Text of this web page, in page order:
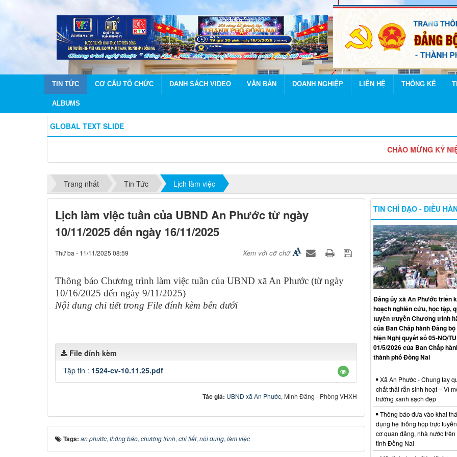
TIN TỨC CƠ CẤU TỔ CHỨC DANH SÁCH VIDEO VĂN BẢN DOANH NGHIỆP LIÊN HỆ THỐNG KÊ
ALBUMS
GLOBAL TEXT SLIDE
CHÀO MỪNG KỶ NIỆM 85
Trang nhất Tin Tức Lịch làm việc
Lịch làm việc tuần của UBND An Phước từ ngày
10/11/2025 đến ngày 16/11/2025
Thứ ba - 11/11/2025 08:59 Xem với cỡ chữ
Thông báo Chương trình làm việc tuần của UBND xã An Phước (từ ngày
10/16/2025 đến ngày 9/11/2025)
Nội dung chi tiết trong File đính kèm bên dưới
File đính kèm
Tập tin : 1524-cv-10.11.25.pdf
Tác giả: UBND xã An Phước, Minh Đăng - Phòng VHXH
Tags: an phước, thông báo, chương trình, chi tiết, nội dung, làm việc
TIN CHỈ ĐẠO - ĐIỀU
Đảng ủy xã An Phước triển
hoạch nghiên cứu, học tập,
tuyên truyền Chương trình
của Ban Chấp hành Đảng
hiện Nghị quyết số 05-NQ/
01/5/2026 của Ban Chấp
thành phố Đồng Nai
Xã An Phước - Chung tay
chất thải rắn sinh hoạt – Vì
trường xanh sạch đẹp
Thông báo đưa vào khai
dụng hệ thống họp trực
cơ quan đảng, nhà nước
tỉnh Đồng Nai